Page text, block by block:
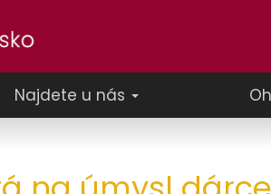
Najdete u nás